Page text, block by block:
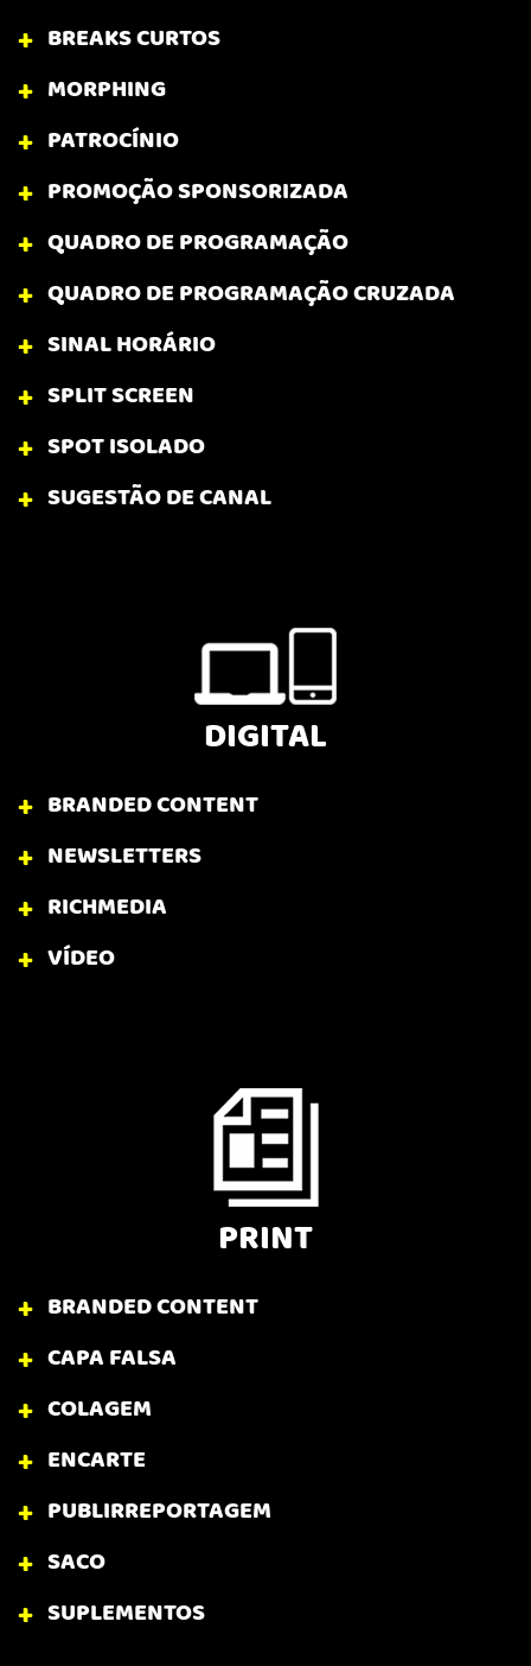
BREAKS CURTOS
MORPHING
PATROCÍNIO
PROMOÇÃO SPONSORIZADA
QUADRO DE PROGRAMAÇÃO
QUADRO DE PROGRAMAÇÃO CRUZADA
SINAL HORÁRIO
SPLIT SCREEN
SPOT ISOLADO
SUGESTÃO DE CANAL
DIGITAL
BRANDED CONTENT
NEWSLETTERS
RICHMEDIA
VÍDEO
PRINT
BRANDED CONTENT
CAPA FALSA
COLAGEM
ENCARTE
PUBLIRREPORTAGEM
SACO
SUPLEMENTOS